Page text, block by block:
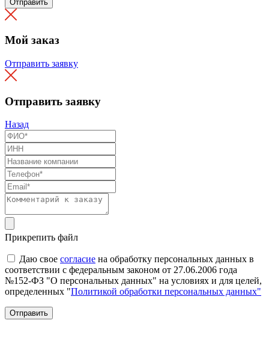
Отправить
Мой заказ
Отправить заявку
Отправить заявку
Назад
Прикрепить файл
Даю свое согласие на обработку персональных данных в
соответствии с федеральным законом от 27.06.2006 года
№152-ФЗ "О персональных данных" на условиях и для целей,
определенных "Политикой обработки персональных данных"
Отправить